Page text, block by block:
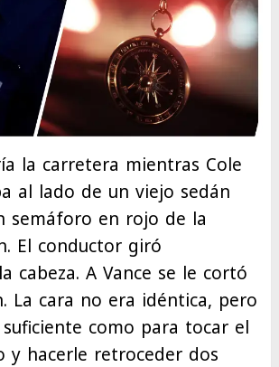
la carretera mientras Cole
al lado de un viejo sedán
semáforo en rojo de la
El conductor giró
cabeza. A Vance se le cortó
La cara no era idéntica, pero
como para tocar el
y hacerle retroceder dos